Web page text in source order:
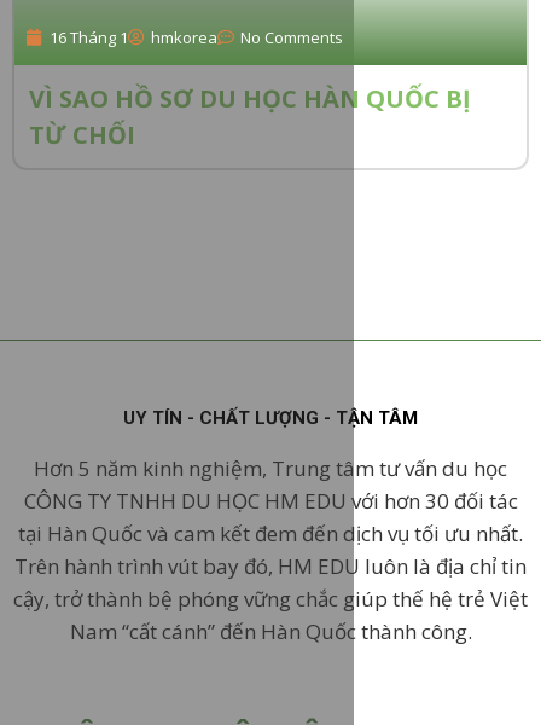
16 Tháng 1 hmkorea No Comments
VÌ SAO HỒ SƠ DU HỌC HÀN QUỐC BỊ
TỪ CHỐI
UY TÍN - CHẤT LƯỢNG - TẬN TÂM
Hơn 5 năm kinh nghiệm, Trung tâm tư vấn du học
CÔNG TY TNHH DU HỌC HM EDU với hơn 30 đối tác
tại Hàn Quốc và cam kết đem đến dịch vụ tối ưu nhất.
Trên hành trình vút bay đó, HM EDU luôn là địa chỉ tin
cậy, trở thành bệ phóng vững chắc giúp thế hệ trẻ Việt
Nam “cất cánh” đến Hàn Quốc thành công.